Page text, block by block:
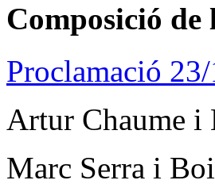
Composició
Proclamació
Artur Chaume i
Marc Serra i